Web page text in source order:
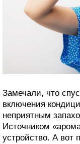
Замечали, что
включения
неприятным
Источником
устройство. А вот